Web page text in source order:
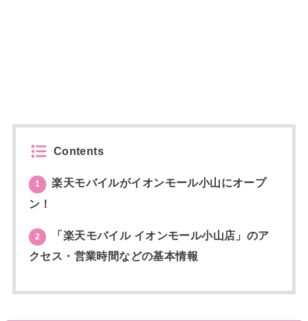
Contents
1
楽天モバイルがイオンモール小山にオープ
ン！
2
「楽天モバイル イオンモール小山店」のア
クセス・営業時間などの基本情報